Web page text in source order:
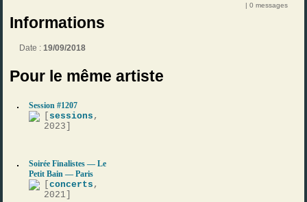
| 0 messages
Informations
Date :19/09/2018
Pour le même artiste
Session #1207
sessions ,
2023]
Soirée Finalistes — Le
Petit Bain — Paris
[concerts ,
2021]